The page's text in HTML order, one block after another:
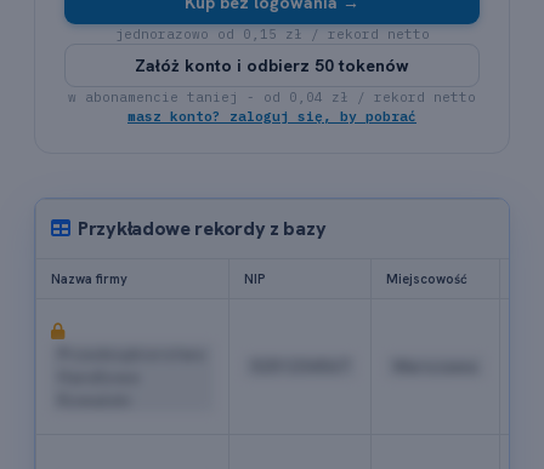
jednorazowo od 0,15 zł / rekord netto
Załóż konto i odbierz 50 tokenów
w abonamencie taniej - od 0,04 zł / rekord netto
masz konto? zaloguj się, by pobrać
Przykładowe rekordy z bazy
Nazwa firmy NIP Miejscowość